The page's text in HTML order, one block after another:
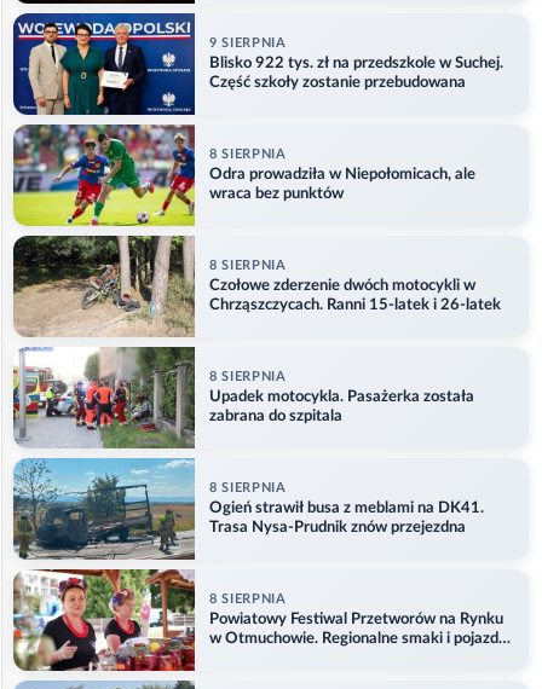
9 SIERPNIA
Blisko 922 tys. zł na przedszkole w Suchej.
Część szkoły zostanie przebudowana
8 SIERPNIA
Odra prowadziła w Niepołomicach, ale
wraca bez punktów
8 SIERPNIA
Czołowe zderzenie dwóch motocykli w
Chrząszczycach. Ranni 15-latek i 26-latek
8 SIERPNIA
Upadek motocykla. Pasażerka została
zabrana do szpitala
8 SIERPNIA
Ogień strawił busa z meblami na DK41.
Trasa Nysa-Prudnik znów przejezdna
8 SIERPNIA
Powiatowy Festiwal Przetworów na Rynku
w Otmuchowie. Regionalne smaki i pojazdy